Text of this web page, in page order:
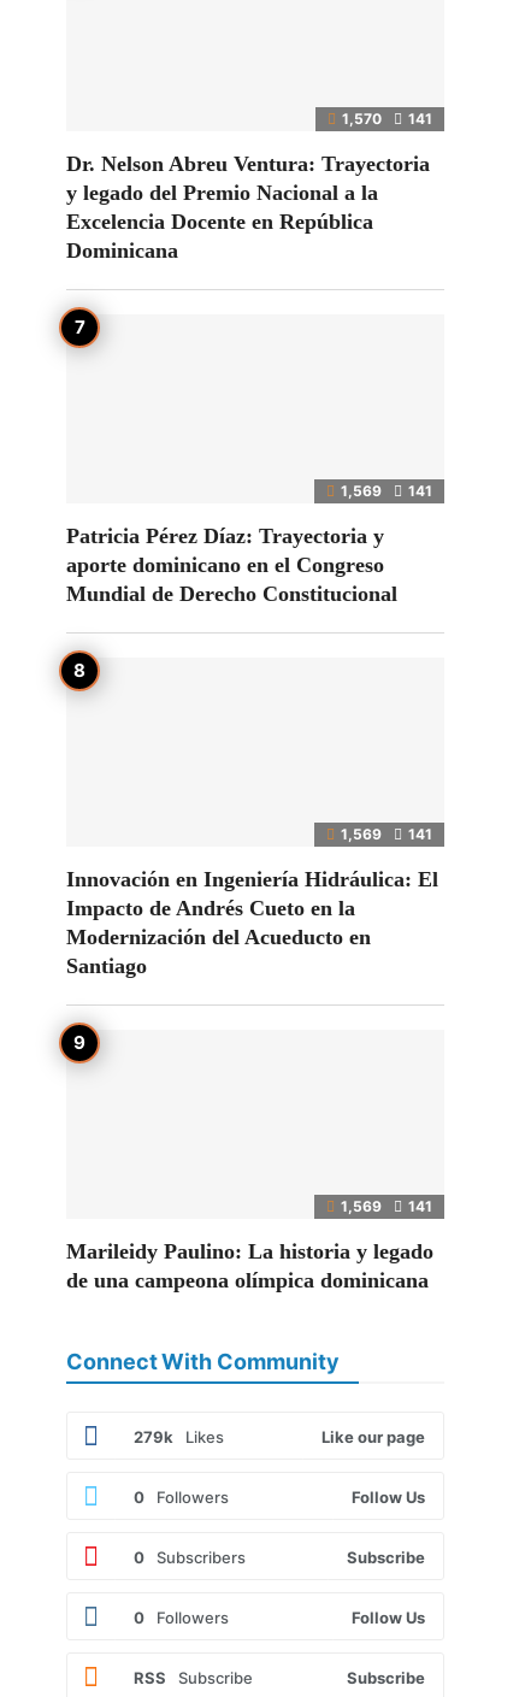
1,570 141
Dr. Nelson Abreu Ventura: Trayectoria
y legado del Premio Nacional a la
Excelencia Docente en República
Dominicana
1,569 141
Patricia Pérez Díaz: Trayectoria y
aporte dominicano en el Congreso
Mundial de Derecho Constitucional
1,569 141
Innovación en Ingeniería Hidráulica: El
Impacto de Andrés Cueto en la
Modernización del Acueducto en
Santiago
1,569 141
Marileidy Paulino: La historia y legado
de una campeona olímpica dominicana
Connect With Community
279k Likes Like our page
0 Followers Follow Us
0 Subscribers Subscribe
0 Followers Follow Us
RSS Subscribe Subscribe